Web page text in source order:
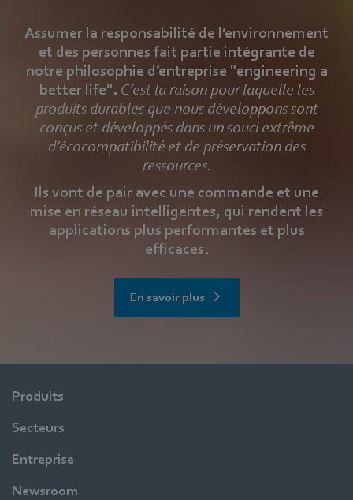
Assumer la responsabilité de l’environnement
et des personnes fait partie intégrante de
notre philosophie d’entreprise "engineering a
better life". C’est la raison pour laquelle les
produits durables que nous développons sont
conçus et développés dans un souci extrême
d’écocompatibilité et de préservation des
ressources.
Ils vont de pair avec une commande et une
mise en réseau intelligentes, qui rendent les
applications plus performantes et plus
efficaces.
En savoir plus
Produits
Secteurs
Entreprise
Newsroom